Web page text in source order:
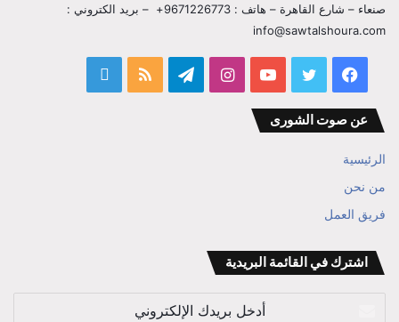
صنعاء – شارع القاهرة – هاتف : 9671226773+ – بريد الكتروني :
info@sawtalshoura.com
فيسبوك تويتر يوتيوب انستقرامتيلقرام ملخص
عن صوت الشورى
الرئيسية
من نحن
فريق العمل
اشترك في القائمة البريدية